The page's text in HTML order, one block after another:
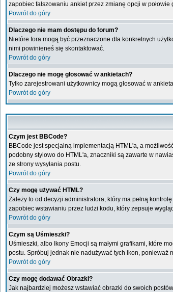
zapobiec fałszowaniu ankiet przez zmianę opcji w połowie
Powrót do góry
Dlaczego nie mam dostępu do forum?
Nietóre fora mogą być przeznaczone dla konkretnych
nimi powinieneś się skontaktować.
Powrót do góry
Dlaczego nie mogę głosować w ankietach?
Tylko zarejestrowani użytkownicy mogą głosować w
Powrót do góry
Czym jest BBCode?
BBCode jest specjalną implementacją HTML'a, a
podobny stylowo do HTML'a, znaczniki są zawarte w
ze strony wysyłania postu.
Powrót do góry
Czy mogę używać HTML?
Zależy to od decyzji administratora, który ma pełną
zapobiec wstawianiu przez ludzi kodu, który zepsuje
Powrót do góry
Czym są Uśmieszki?
Uśmieszki, albo Ikony Emocji są małymi grafikami, które
postu. Spróbuj jednak nie nadużywać tych ikon, ponieważ
Powrót do góry
Czy mogę dodawać Obrazki?
Jak najbardziej możesz wstawiać obrazki do swoich